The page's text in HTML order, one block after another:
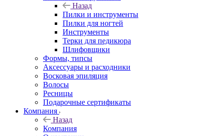
Назад
Пилки и инструменты
Пилки для ногтей
Инструменты
Терки для педикюра
Шлифовщики
Формы, типсы
Аксессуары и расходники
Восковая эпиляция
Волосы
Ресницы
Подарочные сертификаты
Компания
Назад
Компания